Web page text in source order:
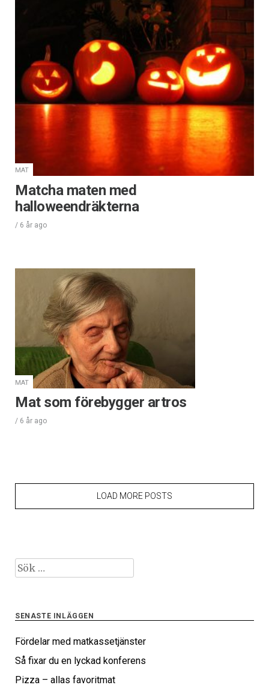
MAT
Matcha maten med
halloweendräkterna
/ 6 år ago
MAT
Mat som förebygger artros
/ 6 år ago
LOAD MORE POSTS
Sök
efter:
SENASTE INLÄGGEN
Fördelar med matkassetjänster
Så fixar du en lyckad konferens
Pizza – allas favoritmat